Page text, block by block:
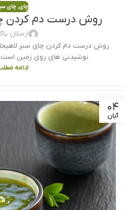
چای, چای
روش درست دم کردن
ارسلان
روش درست دم کردن چای سبز
نوشیدنی های روی زمین
ادامه
۰۴
آبان